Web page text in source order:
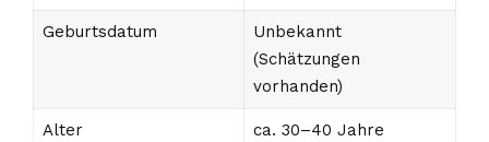
Geburtsdatum
Unbekannt
(Schätzungen
vorhanden)
Alter ca. 30–40 Jahre